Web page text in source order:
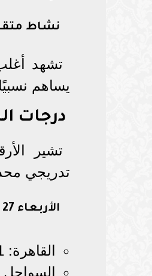
نشاط
تشهد
يساهم
درجات
تشير
تدريجي
الأربعاء 27 مايو
القاهرة: 31 – 19
السواحل